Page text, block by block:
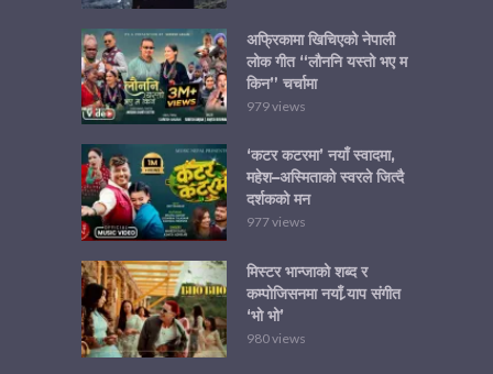
अफ्रिकामा खिचिएको नेपाली
लोक गीत “लौननि यस्तो भए म
किन” चर्चामा
979 views
‘कटर कटरमा’ नयाँ स्वादमा,
महेश–अस्मिताको स्वरले जित्दै
दर्शकको मन
977 views
मिस्टर भान्जाको शब्द र
कम्पोजिसनमा नयाँ र्‍याप संगीत
‘भो भो’
980 views